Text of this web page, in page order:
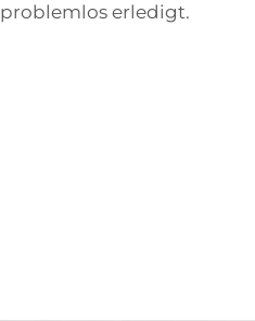
problemlos erledigt.